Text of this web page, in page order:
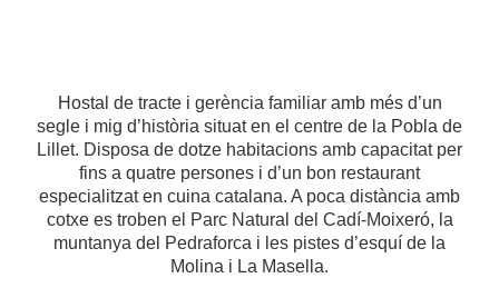
Hostal de tracte i gerència familiar amb més d’un
segle i mig d’història situat en el centre de la Pobla de
Lillet. Disposa de dotze habitacions amb capacitat per
fins a quatre persones i d’un bon restaurant
especialitzat en cuina catalana. A poca distància amb
cotxe es troben el Parc Natural del Cadí-Moixeró, la
muntanya del Pedraforca i les pistes d’esquí de la
Molina i La Masella.